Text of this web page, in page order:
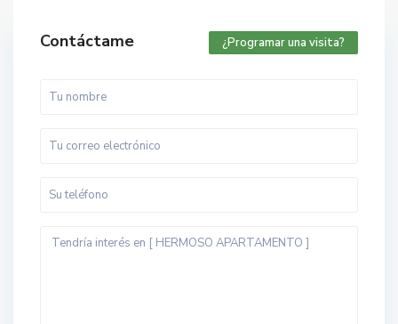
Contáctame ¿Programar una visita?